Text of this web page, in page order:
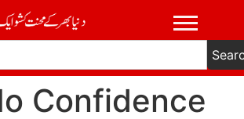
Confidence